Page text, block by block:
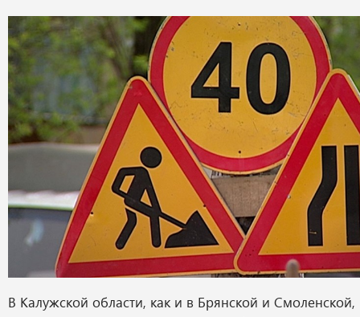
В Калужской области, как и в Брянской и